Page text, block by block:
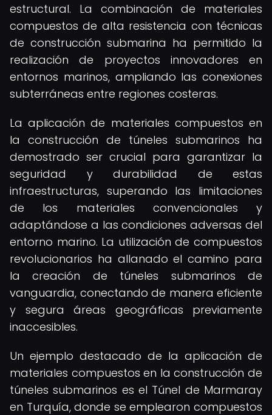
estructural. La combinación de materiales
compuestos de alta resistencia con técnicas
de construcción submarina ha permitido la
realización de proyectos innovadores en
entornos marinos, ampliando las conexiones
subterráneas entre regiones costeras.
La aplicación de materiales compuestos en
la construcción de túneles submarinos ha
demostrado ser crucial para garantizar la
seguridad y durabilidad de estas
infraestructuras, superando las limitaciones
de los materiales convencionales y
adaptándose a las condiciones adversas del
entorno marino. La utilización de compuestos
revolucionarios ha allanado el camino para
la creación de túneles submarinos de
vanguardia, conectando de manera eficiente
y segura áreas geográficas previamente
inaccesibles.
Un ejemplo destacado de la aplicación de
materiales compuestos en la construcción de
túneles submarinos es el Túnel de Marmaray
en Turquía, donde se emplearon compuestos